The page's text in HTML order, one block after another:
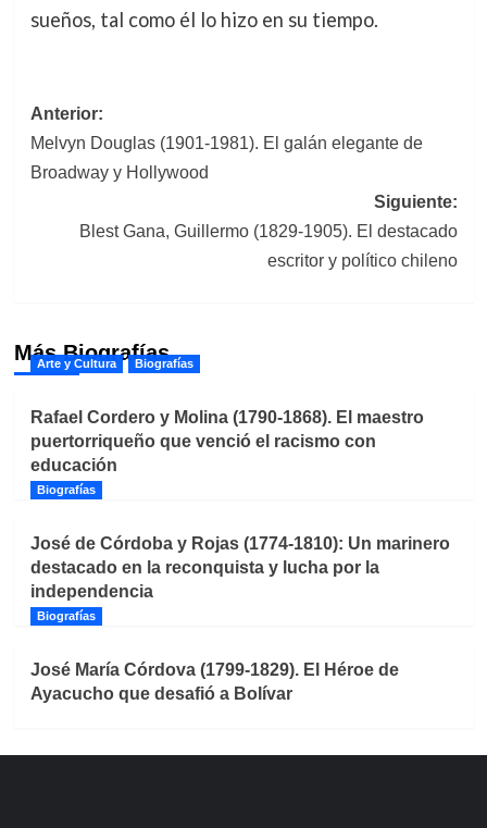
sueños, tal como él lo hizo en su tiempo.
Navegación
de
entradas
Anterior:
Melvyn Douglas (1901-1981). El galán elegante de
Broadway y Hollywood
Siguiente:
Blest Gana, Guillermo (1829-1905). El destacado
escritor y político chileno
Más Biografías
Arte y Cultura Biografías
Rafael Cordero y Molina (1790-1868). El maestro
puertorriqueño que venció el racismo con
educación
Biografías
José de Córdoba y Rojas (1774-1810): Un marinero
destacado en la reconquista y lucha por la
independencia
Biografías
José María Córdova (1799-1829). El Héroe de
Ayacucho que desafió a Bolívar